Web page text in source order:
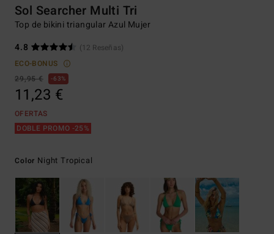
Sol Searcher Multi Tri
Top de bikini triangular Azul Mujer
4.8
(12 Reseñas)
ECO-BONUS
29,95 €
63%
11,23 €
OFERTAS
DOBLE PROMO -25%
Color Night Tropical